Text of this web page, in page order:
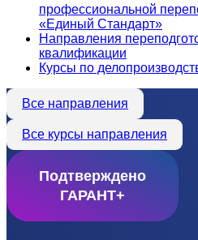
профессиональной
«Единый Стандарт»
Направления
квалификации
Курсы по
Все направления
Все курсы направления
Подтверждено
ГАРАНТ+